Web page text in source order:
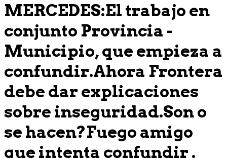
MERCEDES:El trabajo en
conjunto Provincia -
Municipio, que empieza a
confundir.Ahora Frontera
debe dar explicaciones
sobre inseguridad.Son o
se hacen?Fuego amigo
que intenta confundir .